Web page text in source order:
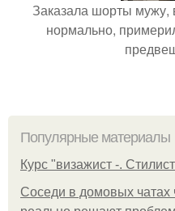
Заказала шорты мужу,
нормально,
Популярные материалы
Курс "визажист -.
Соседи в домовых чатах